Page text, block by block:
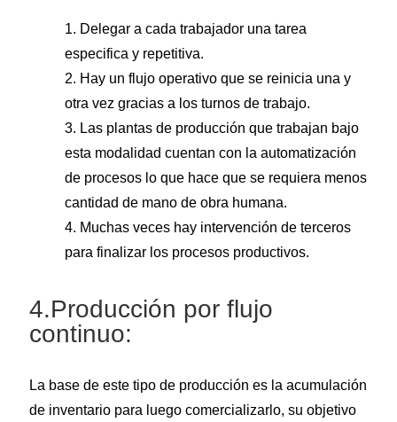
1. Delegar a cada trabajador una tarea
especifica y repetitiva.
2. Hay un flujo operativo que se reinicia una y
otra vez gracias a los turnos de trabajo.
3. Las plantas de producción que trabajan bajo
esta modalidad cuentan con la automatización
de procesos lo que hace que se requiera menos
cantidad de mano de obra humana.
4. Muchas veces hay intervención de terceros
para finalizar los procesos productivos.
4.Producción por flujo
continuo:
La base de este tipo de producción es la acumulación
de inventario para luego comercializarlo, su objetivo